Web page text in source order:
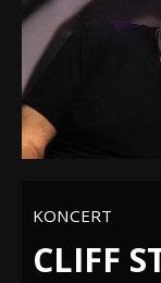
KONCERT
CLIFF